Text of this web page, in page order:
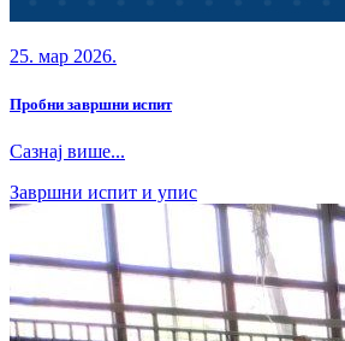
25. мар 2026.
Пробни завршни испит
Сазнај више...
Завршни испит и упис